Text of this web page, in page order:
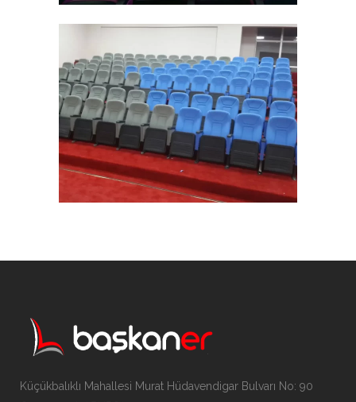
Küçükbalıklı Mahallesi Murat Hüdavendigar Bulvarı No: 90